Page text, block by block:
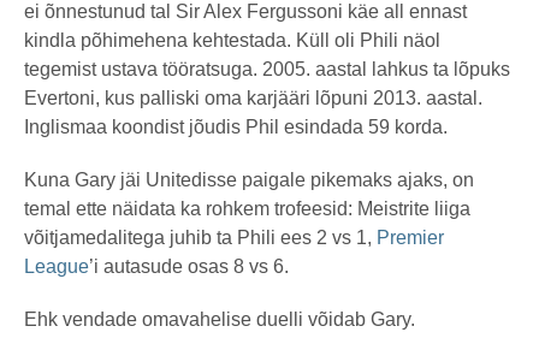
ei õnnestunud tal Sir Alex Fergussoni käe all ennast
kindla põhimehena kehtestada. Küll oli Phili näol
tegemist ustava tööratsuga. 2005. aastal lahkus ta lõpuks
Evertoni, kus palliski oma karjääri lõpuni 2013. aastal.
Inglismaa koondist jõudis Phil esindada 59 korda.
Kuna Gary jäi Unitedisse paigale pikemaks ajaks, on
temal ette näidata ka rohkem trofeesid: Meistrite liiga
võitjamedalitega juhib ta Phili ees 2 vs 1, Premier
League’i autasude osas 8 vs 6.
Ehk vendade omavahelise duelli võidab Gary.